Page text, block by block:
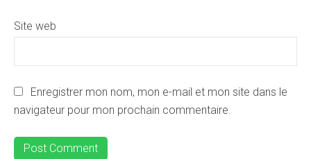
Site web
Enregistrer mon nom, mon e-mail et mon site dans le
navigateur pour mon prochain commentaire.